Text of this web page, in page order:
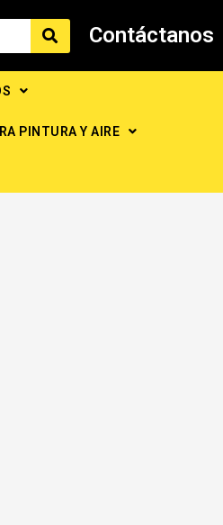
Contáctanos
PINTURA Y AIRE